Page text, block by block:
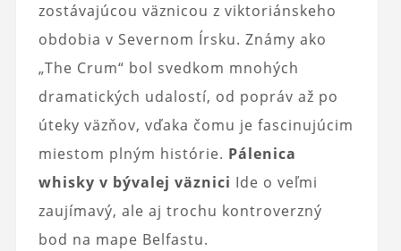
zostávajúcou väznicou z viktoriánskeho
obdobia v Severnom Írsku. Známy ako
„The Crum“ bol svedkom mnohých
dramatických udalostí, od popráv až po
úteky väzňov, vďaka čomu je fascinujúcim
miestom plným histórie. Pálenica
whisky v bývalej väznici Ide o veľmi
zaujímavý, ale aj trochu kontroverzný
bod na mape Belfastu.